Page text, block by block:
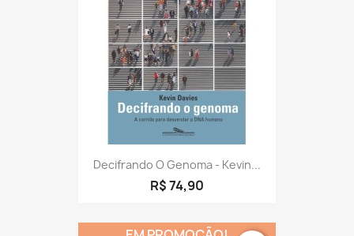
Decifrando O Genoma - Kevin...
R$ 74,90